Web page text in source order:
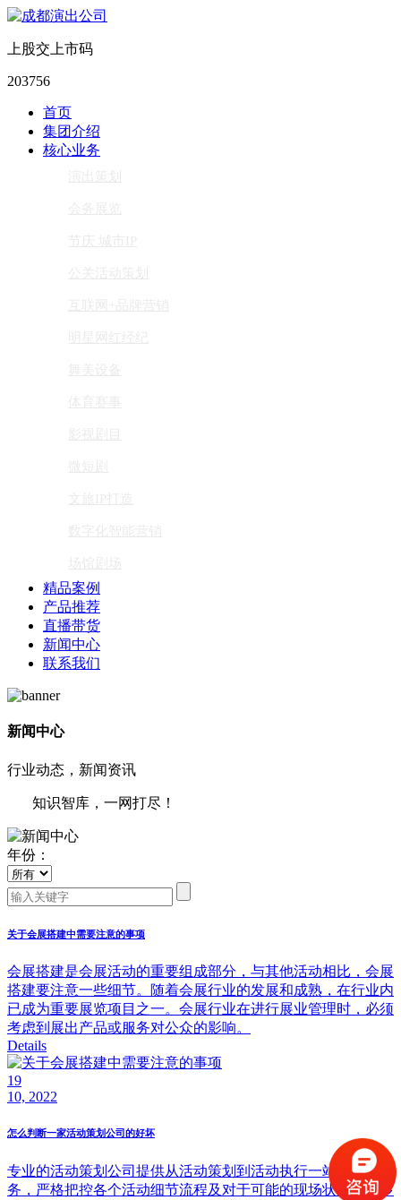
上股交上市码
203756
首页
集团介绍
核心业务
精品案例
产品推荐
直播带货
新闻中心
联系我们
新闻中心
行业动态，新闻资讯
知识智库，一网打尽！
年份：
关于会展搭建中需要注意的事项
会展搭建是会展活动的重要组成部分，与其他活动相比，会展
搭建要注意一些细节。随着会展行业的发展和成熟，在行业内
已成为重要展览项目之一。会展行业在进行展业管理时，必须
考虑到展出产品或服务对公众的影响。
Details
19
10, 2022
怎么判断一家活动策划公司的好坏
专业的活动策划公司提供从活动策划到活动执行一站式全案服
务，严格把控各个活动细节流程及对于可能的现场状况提供多